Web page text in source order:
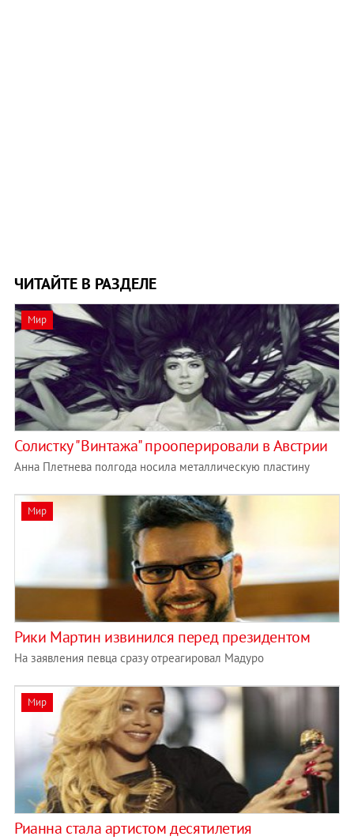
ЧИТАЙТЕ В РАЗДЕЛЕ
Мир
Солистку "Винтажа" прооперировали в Австрии
Анна Плетнева полгода носила металлическую пластину
Мир
Рики Мартин извинился перед президентом
На заявления певца сразу отреагировал Мадуро
Мир
Рианна стала артистом десятилетия